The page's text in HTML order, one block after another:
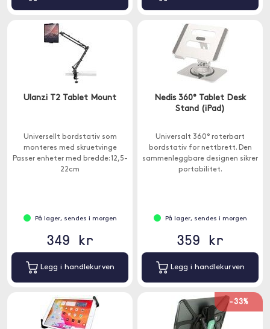
Ulanzi T2 Tablet Mount
Universellt bordstativ som
monteres med skruetvinge
Passer enheter med bredde: 12,5-
22cm
På lager, sendes i morgen
349 kr
Legg i handlekurven
Nedis 360° Tablet Desk
Stand (iPad)
Universalt 360° roterbart
bordstativ for nettbrett. Den
sammenleggbare designen sikrer
portabilitet.
På lager, sendes i morgen
359 kr
Legg i handlekurven
-33%